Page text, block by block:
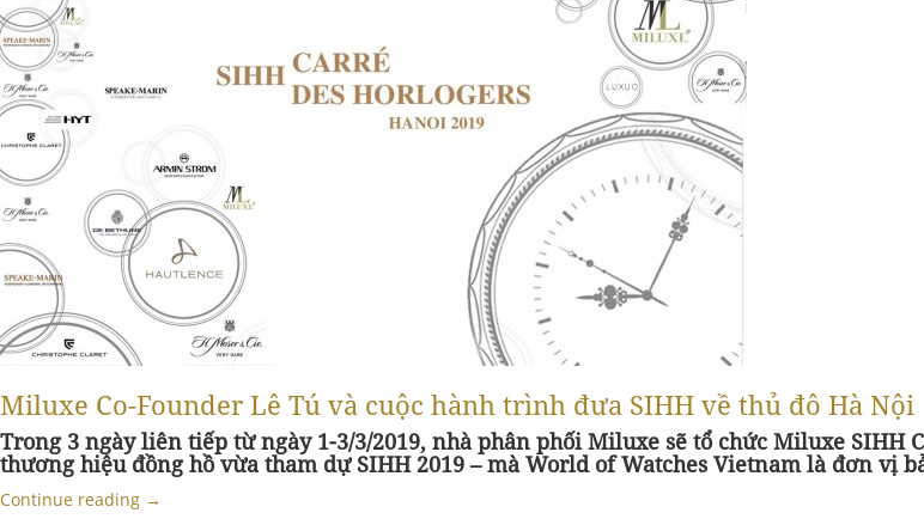
Miluxe Co-Founder Lê Tú và cuộc hành trình đưa SIHH về thủ đô Hà Nội
Trong 3 ngày liên tiếp từ ngày 1-3/3/2019, nhà phân phối Miluxe sẽ tổ chức Miluxe SIHH
thương hiệu đồng hồ vừa tham dự SIHH 2019 – mà World of Watches Vietnam là đơn vị
Continue reading →